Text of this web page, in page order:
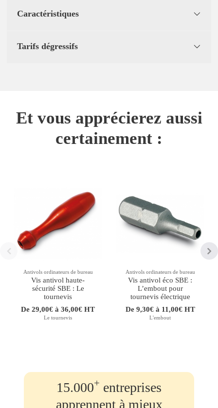
Caractéristiques
Tarifs dégressifs
Et vous apprécierez aussi
certainement :
Antivols ordinateurs de bureau
Vis antivol haute-
sécurité SBE : Le
tournevis
De 29,00€ à 36,00€ HT
Le tournevis
Antivols ordinateurs de bureau
Vis antivol éco SBE :
L’embout pour
tournevis électrique
De 9,30€ à 11,00€ HT
L'embout
15.000+ entreprises
apprennent à mieux